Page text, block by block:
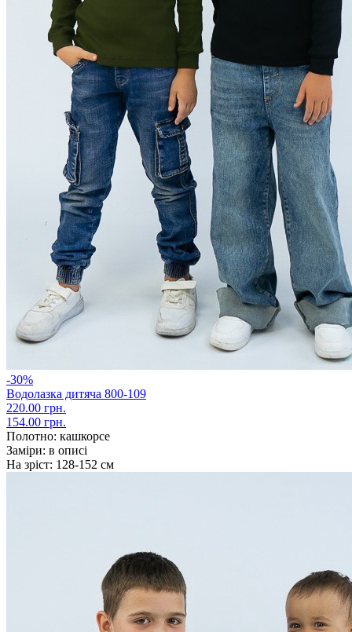
-30%
Водолазка дитяча 800-109
220.00 грн.
154.00 грн.
Полотно: кашкорсе
Заміри: в описі
На зріст: 128-152 см